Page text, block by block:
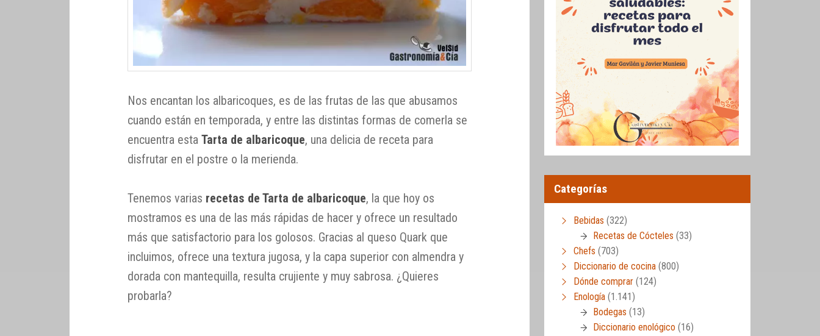
Nos encantan los albaricoques, es de las frutas de las que abusamos
cuando están en temporada, y entre las distintas formas de comerla se
encuentra estaTarta de albaricoque, una delicia de receta para
disfrutar en el postre o la merienda.
Tenemos varias recetas de Tarta de albaricoque, la que hoy os
mostramos es una de las más rápidas de hacer y ofrece un resultado
más que satisfactorio para los golosos. Gracias al queso Quark que
incluimos, ofrece una textura jugosa, y la capa superior con almendra y
dorada con mantequilla, resulta crujiente y muy sabrosa. ¿Quieres
probarla?
Categorías
Bebidas (322)
Recetas de Cócteles (33)
Chefs (703)
Diccionario de cocina (800)
Dónde comprar (124)
Enología (1.141)
Bodegas (13)
Diccionario enológico (16)